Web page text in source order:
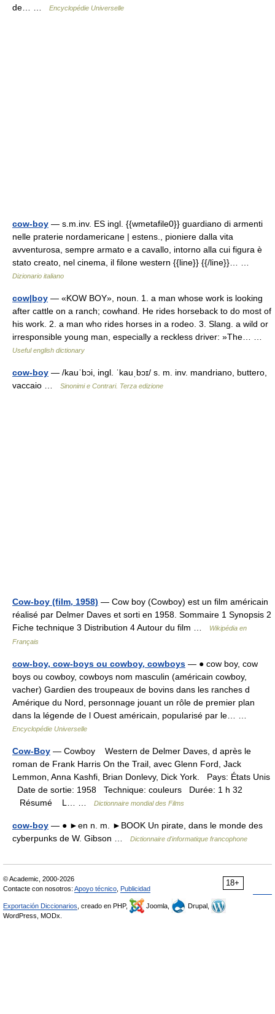
de… …
Encyclopédie Universelle
cow-boy — s.m.inv. ES ingl. {{wmetafile0}} guardiano di armenti
nelle praterie nordamericane | estens., pioniere dalla vita
avventurosa, sempre armato e a cavallo, intorno alla cui figura è
stato creato, nel cinema, il filone western {{line}} {{/line}}… …
Dizionario italiano
cow|boy — «KOW BOY», noun. 1. a man whose work is looking
after cattle on a ranch; cowhand. He rides horseback to do most of
his work. 2. a man who rides horses in a rodeo. 3. Slang. a wild or
irresponsible young man, especially a reckless driver: »The… …
Useful english dictionary
cow-boy — /kauˈbɔi, ingl. ˈkauˌbɔɪ/ s. m. inv. mandriano, buttero,
vaccaio …
Sinonimi e Contrari. Terza edizione
Cow-boy (film, 1958) — Cow boy (Cowboy) est un film américain
réalisé par Delmer Daves et sorti en 1958. Sommaire 1 Synopsis 2
Fiche technique 3 Distribution 4 Autour du film …
Wikipédia en
Français
cow-boy, cow-boys ou cowboy, cowboys — ● cow boy, cow
boys ou cowboy, cowboys nom masculin (américain cowboy,
vacher) Gardien des troupeaux de bovins dans les ranches d
Amérique du Nord, personnage jouant un rôle de premier plan
dans la légende de l Ouest américain, popularisé par le… …
Encyclopédie Universelle
Cow-Boy — Cowboy Western de Delmer Daves, d après le
roman de Frank Harris On the Trail, avec Glenn Ford, Jack
Lemmon, Anna Kashfi, Brian Donlevy, Dick York. Pays: États Unis
Date de sortie: 1958 Technique: couleurs Durée: 1 h 32
Résumé L… …
Dictionnaire mondial des Films
cow-boy — ● ►en n. m. ►BOOK Un pirate, dans le monde des
cyberpunks de W. Gibson …
Dictionnaire d'informatique francophone
18+
© Academic, 2000-2026
Contacte con nosotros: Apoyo técnico Publicidad
Exportación Diccionarios , creado en PHP, Joomla,
Drupal,
WordPress, MODx.